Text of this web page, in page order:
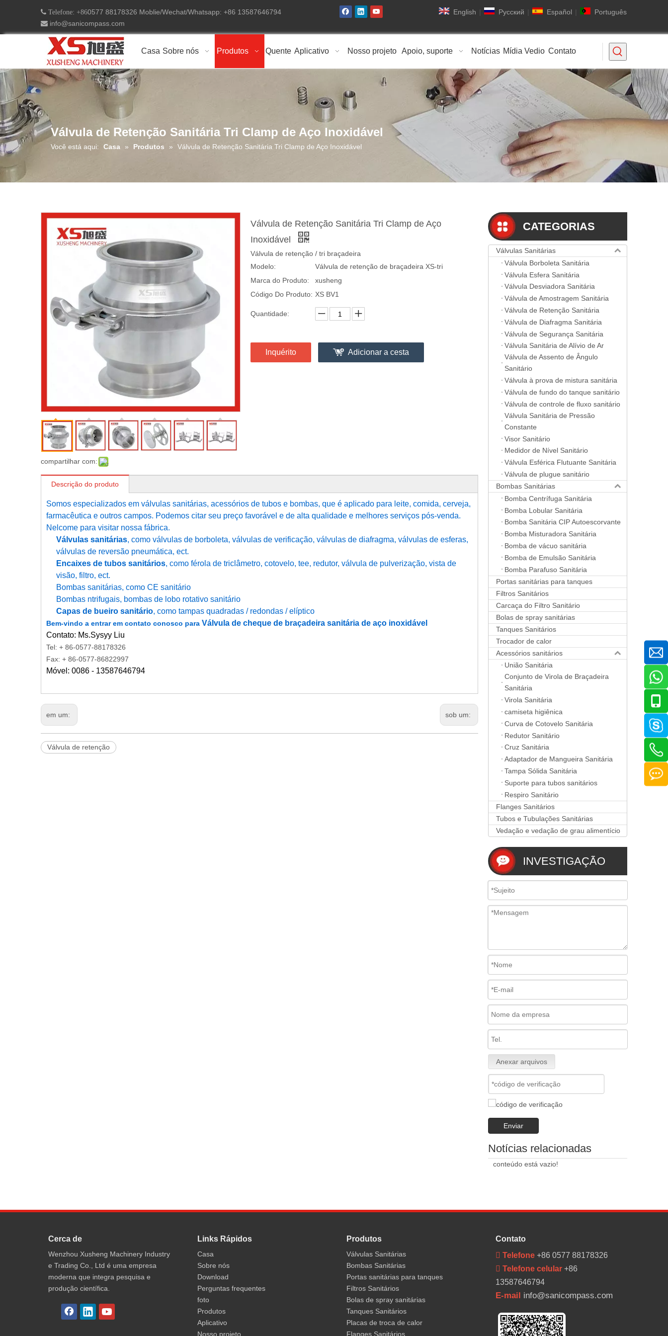
 Telefone: +860577 88178326 Moblie/Wechat/Whatsapp: +86 13587646794
 info@sanicompass.com
English | Pусский | Español | Português
Casa Sobre nós Produtos Quente Aplicativo Nosso projeto Apoio, suporte Notícias Mídia Vedio Contato
Válvula de Retenção Sanitária Tri Clamp de Aço Inoxidável
Você está aqui: Casa » Produtos » Válvula de Retenção Sanitária Tri Clamp de Aço Inoxidável
compartilhar com:
Válvula de Retenção Sanitária Tri Clamp de Aço
Inoxidável
Válvula de retenção / tri braçadeira
Modelo:
Válvula de retenção de braçadeira XS-tri
Marca do Produto:
xusheng
Código Do Produto: XS BV1
Quantidade:
Inquérito Adicionar a cesta
Descrição do produto
Somos especializados em válvulas sanitárias, acessórios de tubos e bombas, que é aplicado para leite, comida, cerveja,
farmacêutica e outros campos. Podemos citar seu preço favorável e de alta qualidade e melhores serviços pós-venda.
Nelcome para visitar nossa fábrica.
Válvulas sanitárias, como válvulas de borboleta, válvulas de verificação, válvulas de diafragma, válvulas de esferas,
válvulas de reversão pneumática, ect.
Encaixes de tubos sanitários, como férola de triclâmetro, cotovelo, tee, redutor, válvula de pulverização, vista de
visão, filtro, ect.
Bombas sanitárias, como CE sanitário
Bombas ntrifugais, bombas de lobo rotativo sanitário
Capas de bueiro sanitário, como tampas quadradas / redondas / elíptico
Bem-vindo a entrar em contato conosco para Válvula de cheque de braçadeira sanitária de aço inoxidável
Contato: Ms.Sysyy Liu
Tel: + 86-0577-88178326
Fax: + 86-0577-86822997
Móvel: 0086 - 13587646794
em um: sob um:
Válvula de retenção
CATEGORIAS
Válvulas Sanitárias
Válvula Borboleta Sanitária
Válvula Esfera Sanitária
Válvula Desviadora Sanitária
Válvula de Amostragem Sanitária
Válvula de Retenção Sanitária
Válvula de Diafragma Sanitária
Válvula de Segurança Sanitária
Válvula Sanitária de Alívio de Ar
Válvula de Assento de Ângulo
Sanitário
Válvula à prova de mistura sanitária
Válvula de fundo do tanque sanitário
Válvula de controle de fluxo sanitário
Válvula Sanitária de Pressão
Constante
Visor Sanitário
Medidor de Nível Sanitário
Válvula Esférica Flutuante Sanitária
Válvula de plugue sanitário
Bombas Sanitárias
Bomba Centrífuga Sanitária
Bomba Lobular Sanitária
Bomba Sanitária CIP Autoescorvante
Bomba Misturadora Sanitária
Bomba de vácuo sanitária
Bomba de Emulsão Sanitária
Bomba Parafuso Sanitária
Portas sanitárias para tanques
Filtros Sanitários
Carcaça do Filtro Sanitário
Bolas de spray sanitárias
Tanques Sanitários
Trocador de calor
Acessórios sanitários
União Sanitária
Conjunto de Virola de Braçadeira
Sanitária
Virola Sanitária
camiseta higiênica
Curva de Cotovelo Sanitária
Redutor Sanitário
Cruz Sanitária
Adaptador de Mangueira Sanitária
Tampa Sólida Sanitária
Suporte para tubos sanitários
Respiro Sanitário
Flanges Sanitários
Tubos e Tubulações Sanitárias
Vedação e vedação de grau alimentício
INVESTIGAÇÃO
Anexar arquivos
Enviar
Notícias relacionadas
conteúdo está vazio!
Cerca de
Wenzhou Xusheng Machinery Industry
e Trading Co., Ltd é uma empresa
moderna que integra pesquisa e
produção científica.
Links Rápidos
Casa
Sobre nós
Download
Perguntas frequentes
foto
Produtos
Aplicativo
Nosso projeto
Produtos
Válvulas Sanitárias
Bombas Sanitárias
Portas sanitárias para tanques
Filtros Sanitários
Bolas de spray sanitárias
Tanques Sanitários
Placas de troca de calor
Flanges Sanitários
Contato
 Telefone +86 0577 88178326
 Telefone celular +86
13587646794
E-mail info@sanicompass.com